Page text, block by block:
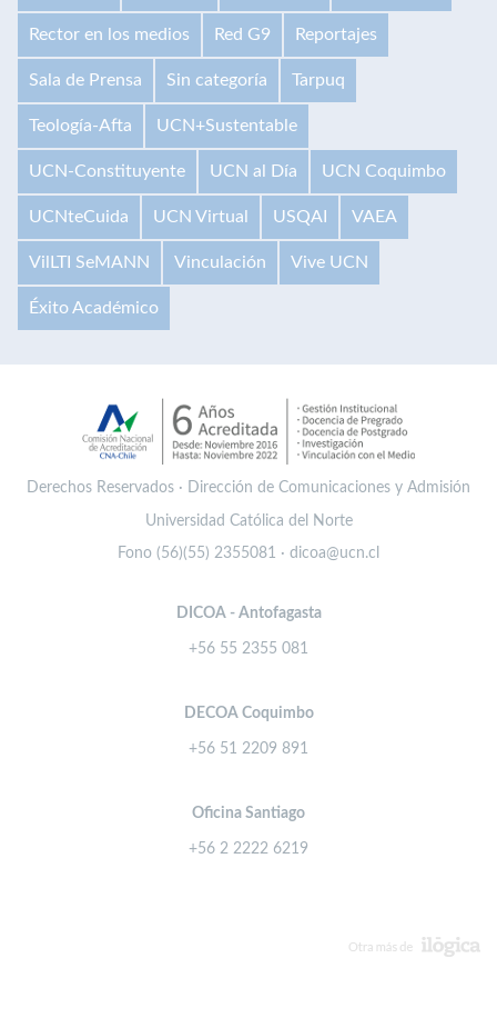
Rector en los medios Red G9 Reportajes
Sala de Prensa Sin categoría Tarpuq
Teología-Afta UCN+Sustentable
UCN-Constituyente UCN al Día UCN Coquimbo
UCNteCuida UCN Virtual USQAI VAEA
VilLTI SeMANN Vinculación Vive UCN
Éxito Académico
Derechos Reservados · Dirección de Comunicaciones y Admisión
Universidad Católica del Norte
Fono (56)(55) 2355081 · dicoa@ucn.cl
DICOA - Antofagasta
+56 55 2355 081
DECOA Coquimbo
+56 51 2209 891
Oficina Santiago
+56 2 2222 6219